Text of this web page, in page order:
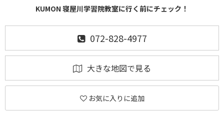
KUMON 寝屋川学習院教室に行く前にチェック！
072-828-4977
大きな地図で見る
お気に入りに追加